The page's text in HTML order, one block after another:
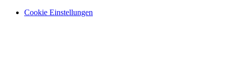
Cookie Einstellungen